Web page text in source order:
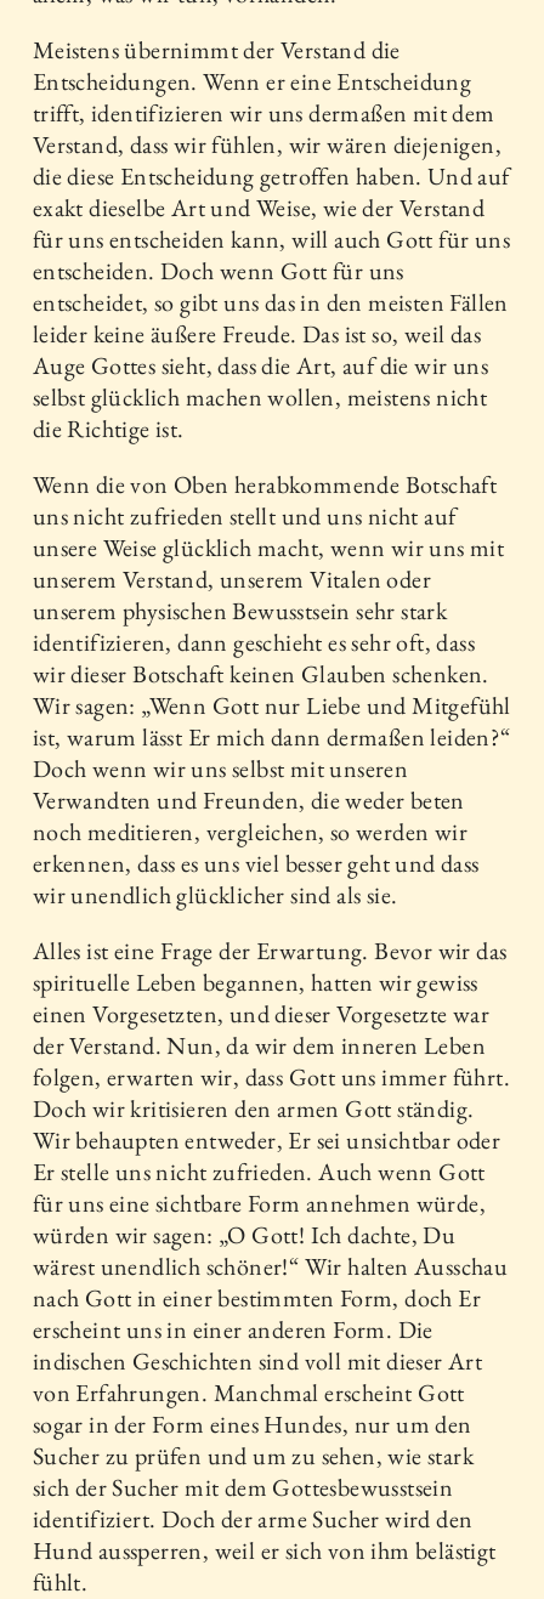
Meistens übernimmt der Verstand die
Entscheidungen. Wenn er eine Entscheidung
trifft, identifizieren wir uns dermaßen mit dem
Verstand, dass wir fühlen, wir wären diejenigen,
die diese Entscheidung getroffen haben. Und auf
exakt dieselbe Art und Weise, wie der Verstand
für uns entscheiden kann, will auch Gott für uns
entscheiden. Doch wenn Gott für uns
entscheidet, so gibt uns das in den meisten Fällen
leider keine äußere Freude. Das ist so, weil das
Auge Gottes sieht, dass die Art, auf die wir uns
selbst glücklich machen wollen, meistens nicht
die Richtige ist.
Wenn die von Oben herabkommende Botschaft
uns nicht zufrieden stellt und uns nicht auf
unsere Weise glücklich macht, wenn wir uns mit
unserem Verstand, unserem Vitalen oder
unserem physischen Bewusstsein sehr stark
identifizieren, dann geschieht es sehr oft, dass
wir dieser Botschaft keinen Glauben schenken.
Wir sagen: „Wenn Gott nur Liebe und Mitgefühl
ist, warum lässt Er mich dann dermaßen leiden?“
Doch wenn wir uns selbst mit unseren
Verwandten und Freunden, die weder beten
noch meditieren, vergleichen, so werden wir
erkennen, dass es uns viel besser geht und dass
wir unendlich glücklicher sind als sie.
Alles ist eine Frage der Erwartung. Bevor wir das
spirituelle Leben begannen, hatten wir gewiss
einen Vorgesetzten, und dieser Vorgesetzte war
der Verstand. Nun, da wir dem inneren Leben
folgen, erwarten wir, dass Gott uns immer führt.
Doch wir kritisieren den armen Gott ständig.
Wir behaupten entweder, Er sei unsichtbar oder
Er stelle uns nicht zufrieden. Auch wenn Gott
für uns eine sichtbare Form annehmen würde,
würden wir sagen: „O Gott! Ich dachte, Du
wärest unendlich schöner!“ Wir halten Ausschau
nach Gott in einer bestimmten Form, doch Er
erscheint uns in einer anderen Form. Die
indischen Geschichten sind voll mit dieser Art
von Erfahrungen. Manchmal erscheint Gott
sogar in der Form eines Hundes, nur um den
Sucher zu prüfen und um zu sehen, wie stark
sich der Sucher mit dem Gottesbewusstsein
identifiziert. Doch der arme Sucher wird den
Hund aussperren, weil er sich von ihm belästigt
fühlt.